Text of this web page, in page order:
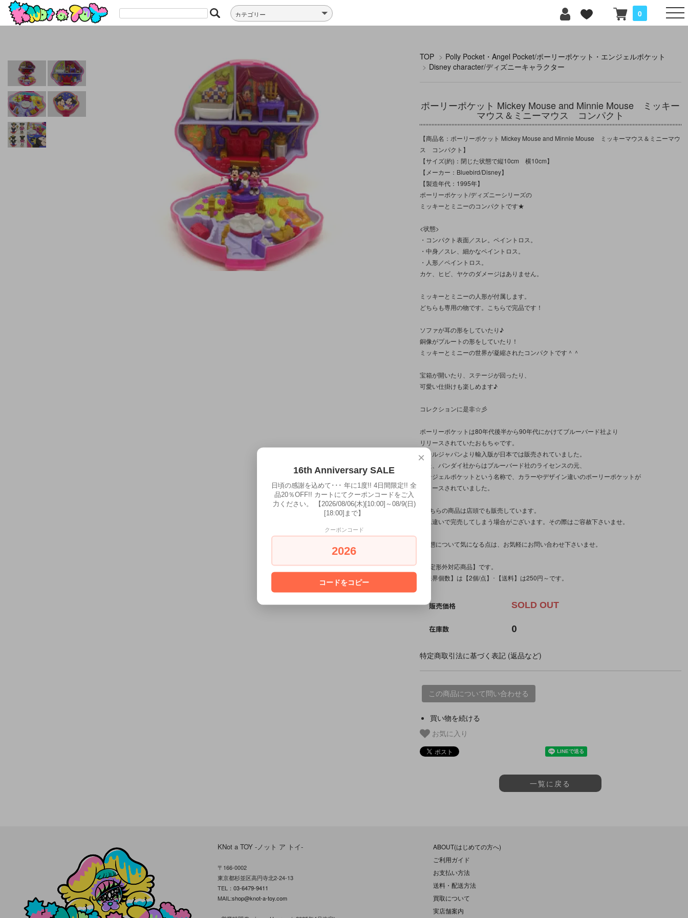
0
TOP > Polly Pocket・Angel Pocket/ポーリーポケット・エンジェルポケット
> Disney character/ディズニーキャラクター
ポーリーポケット Mickey Mouse and Minnie Mouse ミッキー
マウス＆ミニーマウス コンパクト
【商品名：ポーリーポケット Mickey Mouse and Minnie Mouse ミッキーマウス＆ミニーマウ
ス コンパクト】
【サイズ(約)：閉じた状態で縦10cm 横10cm】
【メーカー：Bluebird/Disney】
【製造年代：1995年】
ポーリーポケット/ディズニーシリーズの
ミッキーとミニーのコンパクトです★
<状態>
・コンパクト表面／スレ。ペイントロス。
・中身／スレ、細かなペイントロス。
・人形／ペイントロス。
カケ、ヒビ、ヤケのダメージはありません。
ミッキーとミニーの人形が付属します。
どちらも専用の物です。こちらで完品です！
ソファが耳の形をしていたり♪
銅像がプルートの形をしていたり！
ミッキーとミニーの世界が凝縮されたコンパクトです＾＾
宝箱が開いたり、ステージが回ったり、
可愛い仕掛けも楽しめます♪
コレクションに是非☆彡
ポーリーポケットは80年代後半から90年代にかけてブルーバード社より
リリースされていたおもちゃです。
マテルジャパンより輸入版が日本では販売されていました。
また、バンダイ社からはブルーバード社のライセンスの元、
エンジェルポケットという名称で、カラーやデザイン違いのポーリーポケットが
リリースされていました。
※こちらの商品は店頭でも販売しています。
入れ違いで完売してしまう場合がございます。その際はご容赦下さいませ。
※状態について気になる点は、お気軽にお問い合わせ下さいませ。
※【定形外対応商品】です。
【限界個数】は【2個/点】･【送料】は250円～です。
販売価格 SOLD OUT
在庫数 0
特定商取引法に基づく表記 (返品など)
この商品について問い合わせる
買い物を続ける
お気に入り
一覧に戻る
KNot a TOY -ノット ア トイ-
〒166-0002
東京都杉並区高円寺北2-24-13
TEL：03-6479-9411
MAIL:shop@knot-a-toy.com
ABOUT(はじめての方へ)
ご利用ガイド
お支払い方法
送料・配送方法
買取について
実店舗案内
×
16th Anniversary SALE
日頃の感謝を込めて･･･ 年に1度!! 4日間限定!! 全
品20％OFF!! カートにてクーポンコードをご入
力ください。 【2026/08/06(木)[10:00]～08/9(日)
[18:00]まで】
クーポンコード
2026
コードをコピー